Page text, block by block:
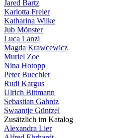
Jared Bartz
Karlotta Freier
Katharina Wilke
Jub Mönster
Luca Lanzi
Magda Krawcewicz
Muriel Zoe
Nina Hotopp
Peter Buechler
Rudi Kargus
Ulrich Bittmann
Sebastian Gahntz
Swaantje Güntzel
Zusätzlich im Katalog
Alexandra Lier